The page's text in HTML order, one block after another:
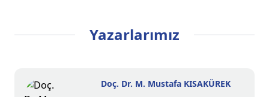
Yazarlarımız
Doç. Dr. M. Mustafa KISAKÜREK